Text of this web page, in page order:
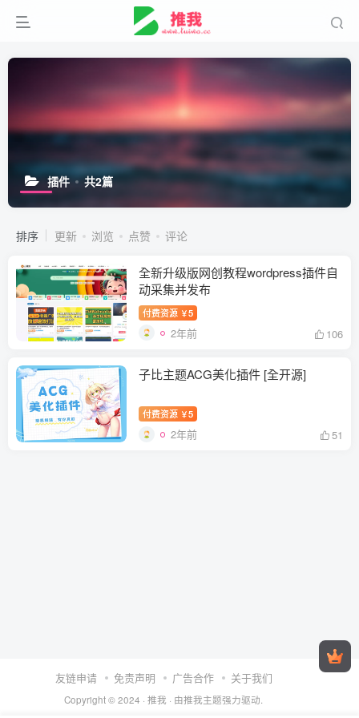
插件 共2篇
排序 更新 浏览 点赞 评论
全新升级版网创教程wordpress插件自
动采集并发布
付费资源 ￥5
2年前 106
子比主题ACG美化插件 [全开源]
付费资源 ￥5
2年前 51
友链申请 免责声明 广告合作 关于我们
Copyright © 2024 · 推我 · 由推我主题强力驱动.